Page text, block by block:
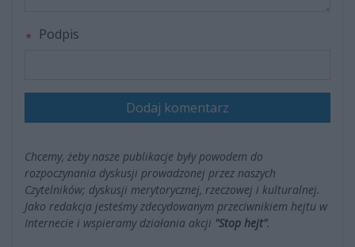
Podpis
Dodaj komentarz
Chcemy, żeby nasze publikacje były powodem do
rozpoczynania dyskusji prowadzonej przez naszych
Czytelników; dyskusji merytorycznej, rzeczowej i kulturalnej.
Jako redakcja jesteśmy zdecydowanym przeciwnikiem hejtu w
Internecie i wspieramy działania akcji "Stop hejt".